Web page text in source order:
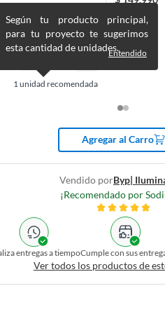
1 unidad recomendada
Según tu producto principal,
para tu proyecto te sugerimos
esta cantidad de unidades.Entendido
$ 169.990
Agregar al Carro
Vendido porByp|
¡Recomendado por
entregas a tiempoCumple con sus
Ver todos los productos de